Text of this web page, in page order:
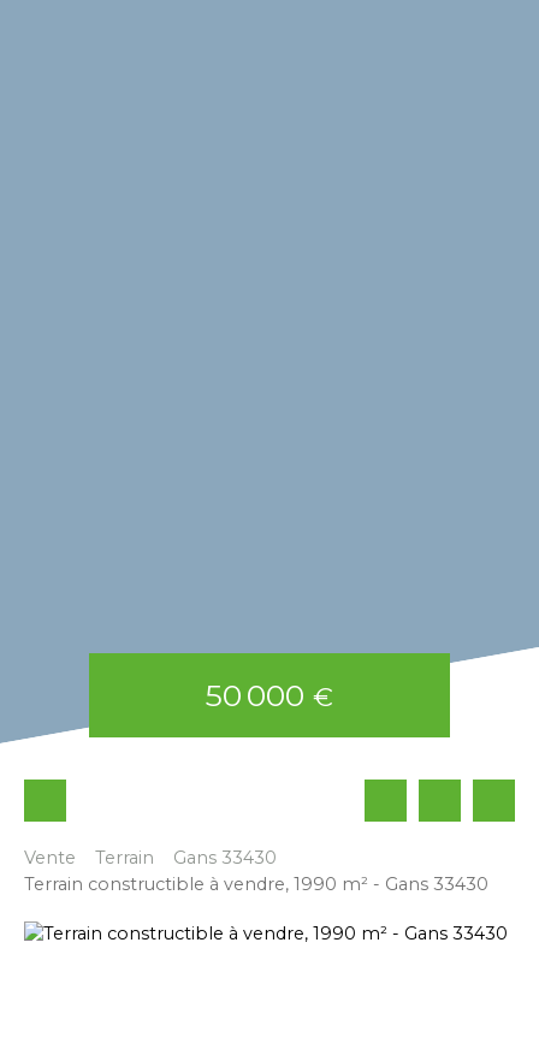
50 000 €
Vente Terrain
Gans 33430
Terrain constructible à vendre, 1990 m² - Gans 33430